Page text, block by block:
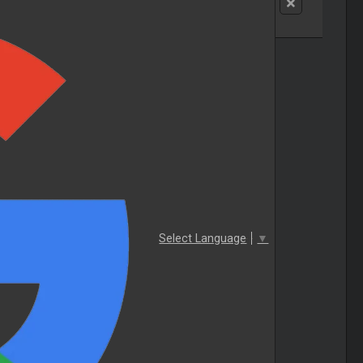
Select Language ▼